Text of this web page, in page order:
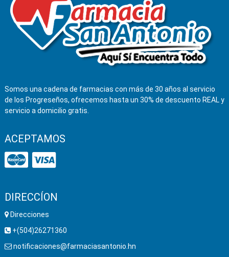
Somos una cadena de farmacias con más de 30 años al servicio
de los Progreseños, ofrecemos hasta un 30% de descuento REAL y
servicio a domicilio gratis.
ACEPTAMOS
DIRECCÍON
Direcciones
+(504)26271360
notificaciones@farmaciasantonio.hn